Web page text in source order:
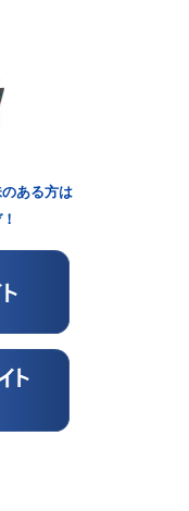
ある方は